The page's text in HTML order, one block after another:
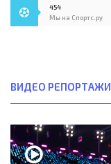
454
Мы на Спортс.ру
ВИДЕО РЕПОРТАЖИ